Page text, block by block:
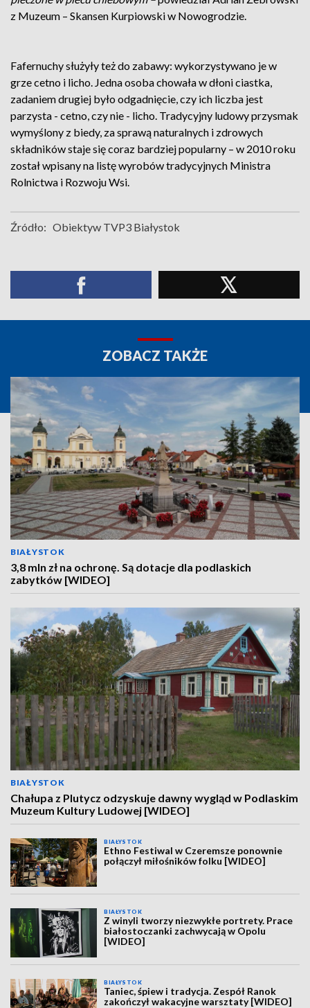
z Muzeum – Skansen Kurpiowski w Nowogrodzie.
Fafernuchy służyły też do zabawy: wykorzystywano je w
grze cetno i licho. Jedna osoba chowała w dłoni ciastka,
zadaniem drugiej było odgadnięcie, czy ich liczba jest
parzysta - cetno, czy nie - licho. Tradycyjny ludowy przysmak
wymyślony z biedy, za sprawą naturalnych i zdrowych
składników staje się coraz bardziej popularny – w 2010 roku
został wpisany na listę wyrobów tradycyjnych Ministra
Rolnictwa i Rozwoju Wsi.
Źródło: Obiektyw TVP3 Białystok
ZOBACZ TAKŻE
BIAŁYSTOK
3,8 mln zł na ochronę. Są dotacje dla podlaskich
zabytków [WIDEO]
BIAŁYSTOK
Chałupa z Plutycz odzyskuje dawny wygląd w Podlaskim
Muzeum Kultury Ludowej [WIDEO]
BIAŁYSTOK
Ethno Festiwal w Czeremsze ponownie
połączył miłośników folku [WIDEO]
BIAŁYSTOK
Z winyli tworzy niezwykłe portrety. Prace
białostoczanki zachwycają w Opolu
[WIDEO]
BIAŁYSTOK
Taniec, śpiew i tradycja. Zespół Ranok
zakończył wakacyjne warsztaty [WIDEO]